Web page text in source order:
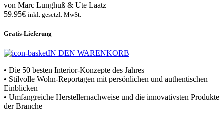
von Marc Lunghuß & Ute Laatz
59.95€ inkl. gesetzl. MwSt.
Gratis-Lieferung
IN DEN WARENKORB
• Die 50 besten Interior-Konzepte des Jahres
• Stilvolle Wohn-Reportagen mit persönlichen und authentischen
Einblicken
• Umfangreiche Herstellernachweise und die innovativsten Produkte
der Branche